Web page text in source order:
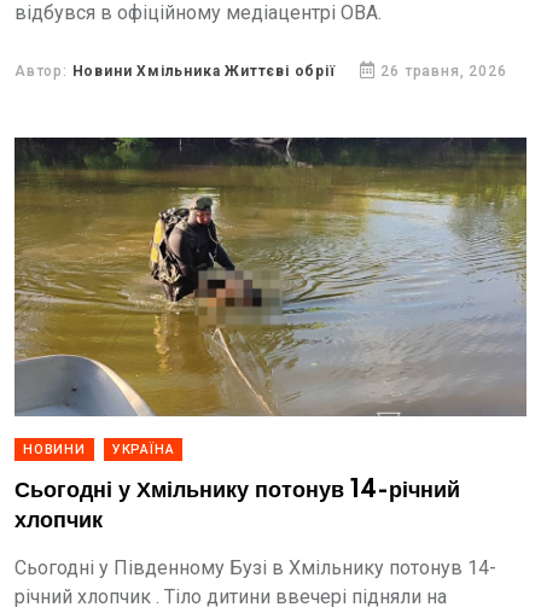
відбувся в офіційному медіацентрі ОВА.
Автор: Новини Хмільника Життєві обрії 26 травня, 2026
НОВИНИ УКРАЇНА
Сьогодні у Хмільнику потонув 14-річний
хлопчик
Сьогодні у Південному Бузі в Хмільнику потонув 14-
річний хлопчик . Тіло дитини ввечері підняли на